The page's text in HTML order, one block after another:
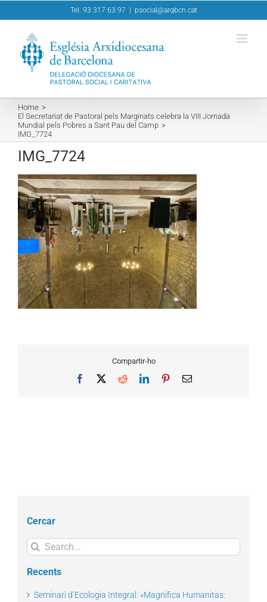
to
Tel. 93 317 63 97 psocial@arqbcn.cat
Home
El Secretariat de Pastoral pels Marginats celebra la VIII Jornada
Mundial pels Pobres a Sant Pau del Camp
IMG_7724
IMG_7724
Compartir-ho
Facebook RedditLinkedInPinterestEmail
Cercar
Search
for:
Recents
Seminari d’Ecologia Integral: «Magnifica Humanitas: